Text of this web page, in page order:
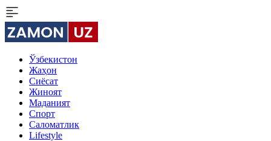
Ўзбекистон
Жаҳон
Сиёсат
Жиноят
Маданият
Спорт
Cаломатлик
Lifestyle